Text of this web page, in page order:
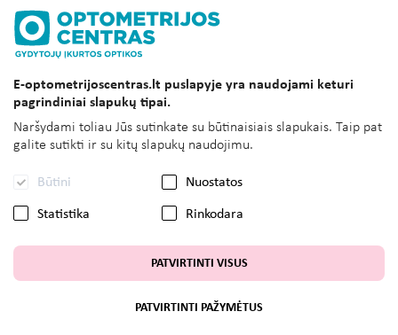
E-optometrijoscentras.lt puslapyje yra naudojami keturi
pagrindiniai slapukų tipai.
Naršydami toliau Jūs sutinkate su būtinaisiais slapukais. Taip pat
galite sutikti ir su kitų slapukų naudojimu.
Būtini Nuostatos
Statistika Rinkodara
PATVIRTINTI VISUS
PATVIRTINTI PAŽYMĖTUS